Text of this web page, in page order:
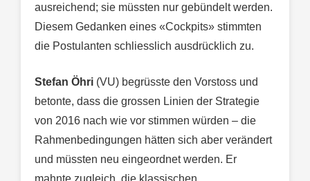
ausreichend; sie müssten nur gebündelt werden.
Diesem Gedanken eines «Cockpits» stimmten
die Postulanten schliesslich ausdrücklich zu.
Stefan Öhri (VU) begrüsste den Vorstoss und
betonte, dass die grossen Linien der Strategie
von 2016 nach wie vor stimmen würden – die
Rahmenbedingungen hätten sich aber verändert
und müssten neu eingeordnet werden. Er
mahnte zugleich, die klassischen